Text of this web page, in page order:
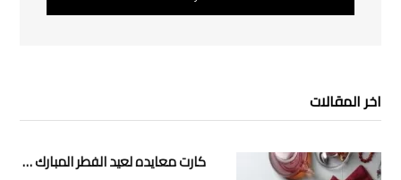
اخر المقالات
كارت معايده لعيد الفطر المبارك 2025